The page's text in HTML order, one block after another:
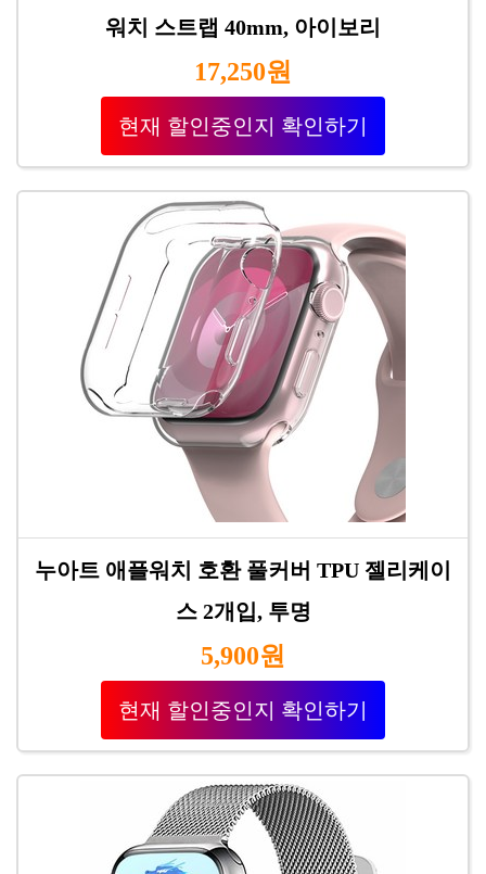
워치 스트랩 40mm, 아이보리
17,250원
현재 할인중인지 확인하기
누아트 애플워치 호환 풀커버 TPU 젤리케이
스 2개입, 투명
5,900원
현재 할인중인지 확인하기